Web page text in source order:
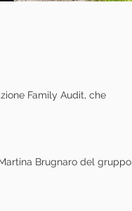
Family Audit, che
Brugnaro del gruppo